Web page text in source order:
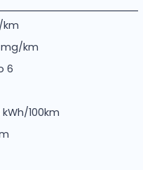
km
6
kWh/100km